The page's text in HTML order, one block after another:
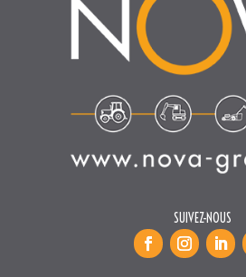
SUIVEZ-NOUS